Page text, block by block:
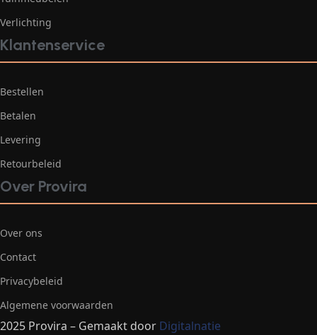
Verlichting
Klantenservice
Bestellen
Betalen
Levering
Retourbeleid
Over Provira
Over ons
Contact
Privacybeleid
Algemene voorwaarden
2025 Provira – Gemaakt door Digitalnatie